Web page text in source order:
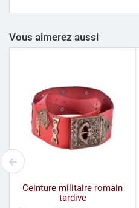
Vous aimerez aussi
Ceinture militaire romain
tardive